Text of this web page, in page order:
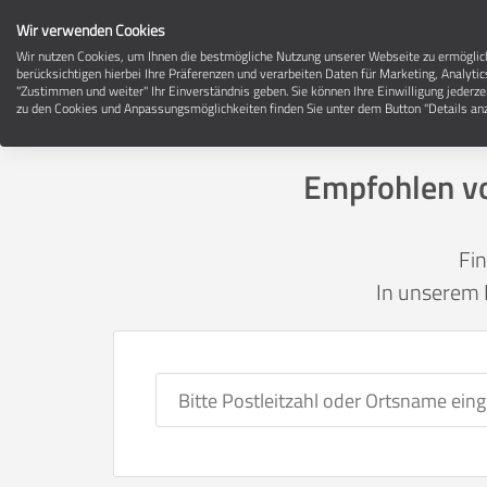
Empfohlen
In
Wir verwenden Cookies
Wir nutzen Cookies, um Ihnen die bestmögliche Nutzung unserer Webseite zu
berücksichtigen hierbei Ihre Präferenzen und verarbeiten Daten für Marketing,
"Zustimmen und weiter" Ihr Einverständnis geben. Sie können Ihre Einwilligung
zu den Cookies und Anpassungsmöglichkeiten finden Sie unter dem Button "Details